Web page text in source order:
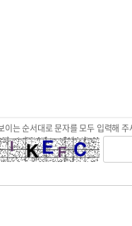
이는 순서대로 문자를 모두 입력해 주